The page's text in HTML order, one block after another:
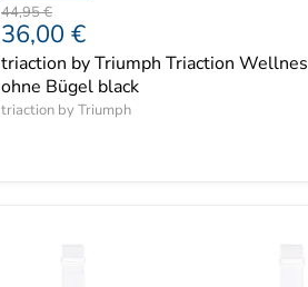
Ursprünglicher
Preis
44,95 €
Aktueller
Preis
36,00 €
triaction by Triumph Triaction
ohne Bügel black
triaction by Triumph